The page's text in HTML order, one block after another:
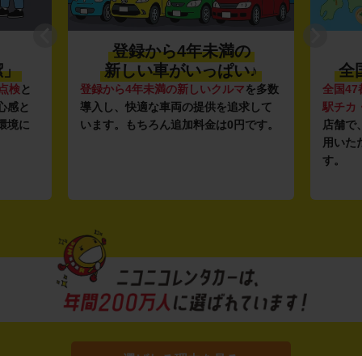
」
検と
感と
境に
登録から4年未満の
新しい車がいっぱい♪
登録から4年未満の新しいクルマを多数
導入し、快適な車両の提供を追求して
います。もちろん追加料金は0円です。
全
全国47
駅チカ
店舗で
用いた
す。